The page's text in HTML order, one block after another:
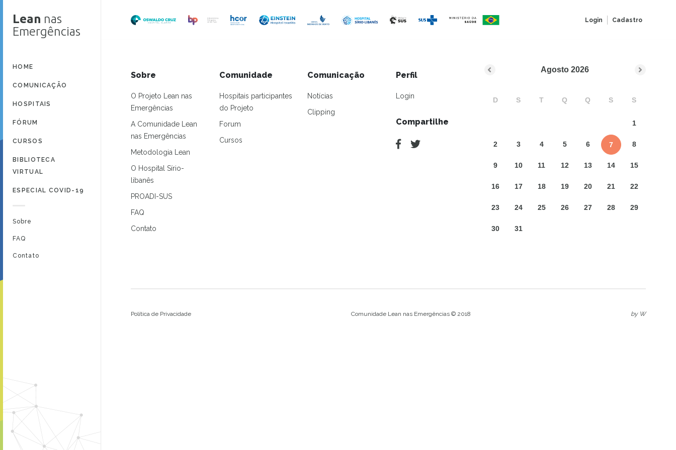
Login Cadastro
Lean nas
Emergências
HOME
COMUNICAÇÃO
HOSPITAIS
FÓRUM
CURSOS
BIBLIOTECA
VIRTUAL
ESPECIAL COVID-19
Sobre
FAQ
Contato
Sobre
O Projeto Lean nas
Emergências
A Comunidade Lean
nas Emergências
Metodologia Lean
O Hospital Sírio-
libanês
PROADI-SUS
FAQ
Contato
Comunidade
Hospitais participantes
do Projeto
Forum
Cursos
Comunicação
Notícias
Clipping
Perfil
Login
Compartilhe
Agosto 2026
D S T Q Q S S
1
2 3 4 5 6 7 8
9 10 11 12 13 14 15
16 17 18 19 20 21 22
23 24 25 26 27 28 29
30 31
Política de Privacidade Comunidade Lean nas Emergências © 2018 by W